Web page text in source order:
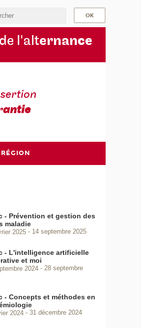
de l'alternance
antie
- Prévention et gestion des
maladie
2025 14 septembre 2025
- L'intelligence artificielle
et moi
2024
28 septembre
- Concepts et méthodes en
2024 31 décembre 2024